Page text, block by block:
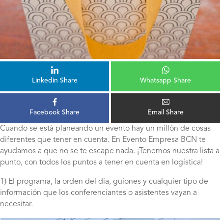
Linkedin Share Whatsapp Share
Facebook Share Email Share
Cuando se está planeando un evento hay un millón de cosas
diferentes que tener en cuenta. En Evento Empresa BCN te
ayudamos a que no se te escape nada. ¡Tenemos nuestra lista a
punto, con todos los puntos a tener en cuenta en logística!
1) El programa, la orden del día, guiones y cualquier tipo de
información que los conferenciantes o asistentes vayan a
necesitar.